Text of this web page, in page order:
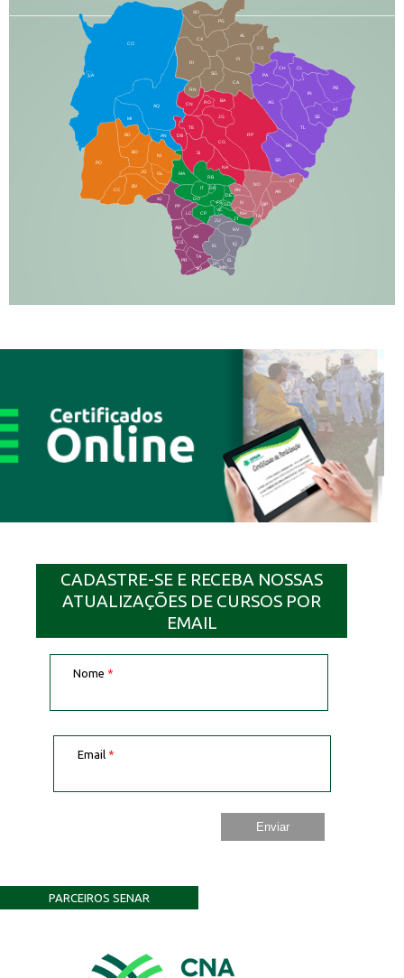
CO
AQ
MI
AN
CX
RI
AL
CR
FI
SG
BA
CA
PA
CH CL
PB
SE
TL
AG
BR
SR
BT
AR
RP
RO
JG
CG
SI
NA
TA
NH
JT
RB
MA
IT
DR
DO
CP
JU
NV
IQ
EL
BD
BO
NI
JD
PO
BV
CC
PP
AJ
LC
AM
AB
JP
DB
TE
CS
PR
TA
SQ
IG
MN
IN
NO
BP
RN
CN
GL
AN
IV
FS
VC
GD
DE
AT
PG
SO
LA
CADASTRE-SE E RECEBA NOSSAS
ATUALIZAÇÕES DE CURSOS POR
EMAIL
Nome *
Email *
PARCEIROS SENAR